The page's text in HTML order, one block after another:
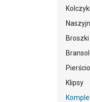
Kolczyki
Broszki
Klipsy